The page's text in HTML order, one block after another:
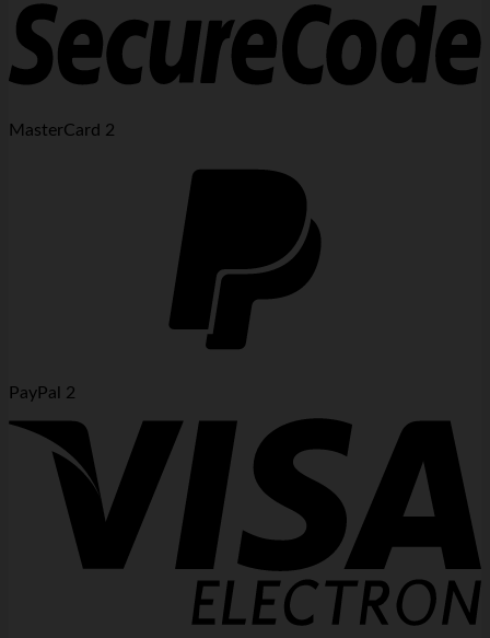
MasterCard 2
PayPal 2